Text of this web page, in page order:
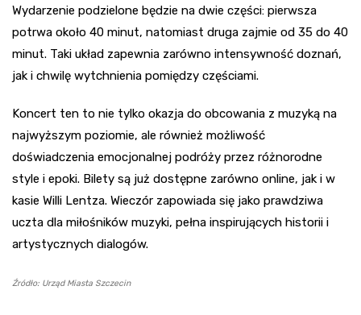
Wydarzenie podzielone będzie na dwie części: pierwsza
potrwa około 40 minut, natomiast druga zajmie od 35 do 40
minut. Taki układ zapewnia zarówno intensywność doznań,
jak i chwilę wytchnienia pomiędzy częściami.
Koncert ten to nie tylko okazja do obcowania z muzyką na
najwyższym poziomie, ale również możliwość
doświadczenia emocjonalnej podróży przez różnorodne
style i epoki. Bilety są już dostępne zarówno online, jak i w
kasie Willi Lentza. Wieczór zapowiada się jako prawdziwa
uczta dla miłośników muzyki, pełna inspirujących historii i
artystycznych dialogów.
Źródło: Urząd Miasta Szczecin